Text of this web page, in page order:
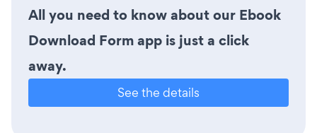
All you need to know about our Ebook
Download Form app is just a click
away.
See the details